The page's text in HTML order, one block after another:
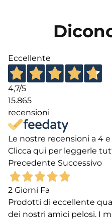
Eccellente
4,7/5
15.865
recensioni
Le nostre recensioni a 4 e
Clicca qui per leggerle
Precedente Successivo
2 Giorni Fa
Prodotti di eccellente
dei nostri amici pelosi. I